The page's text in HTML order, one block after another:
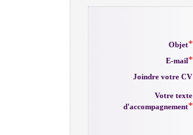
Objet
E-mail
Joindre votre CV
Votre texte
d'accompagnement